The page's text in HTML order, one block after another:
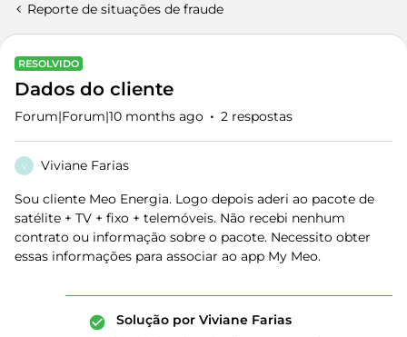
Reporte de situações de fraude
RESOLVIDO
Dados do cliente
Forum|Forum|10 months ago 2 respostas
V Viviane Farias
Sou cliente Meo Energia. Logo depois aderi ao pacote de
satélite + TV + fixo + telemóveis. Não recebi nenhum
contrato ou informação sobre o pacote. Necessito obter
essas informações para associar ao app My Meo.
Solução por Viviane Farias